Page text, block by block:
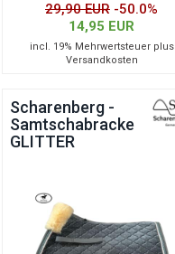
29,90 EUR -50.0%
14,95 EUR
incl. 19% Mehrwertsteuer plus
Versandkosten
Scharenberg -
Samtschabracke
GLITTER